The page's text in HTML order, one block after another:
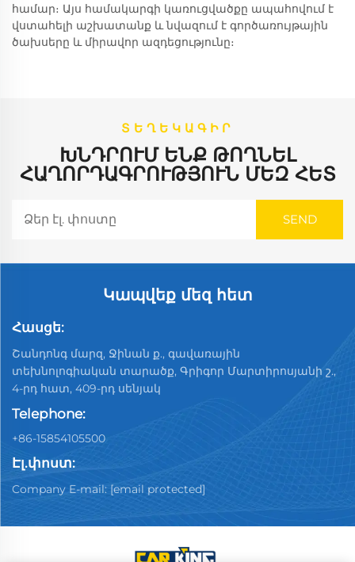
համար։ Այս համակարգի կառուցվածքը ապահովում է
վստահելի աշխատանք և նվազում է գործառույթային
ծախսերը և միրավոր ազդեցությունը։
ՏԵՂԵԿԱԳԻՐ
ԽՆԴՐՈՒՄ ԵՆՔ ԹՈՂՆԵԼ
ՀԱՂՈՐԴԱԳՐՈՒԹՅՈՒՆ ՄԵԶ ՀԵՏ
Կապվեք մեզ հետ
Հասցե:
Շանդոնգ մարզ, Ջինան ք., գավառային
տեխնոլոգիական տարածք, Գրիգոր Մարտիրոսյանի շ.,
4-րդ հատ, 409-րդ սենյակ
Telephone:
+86-15854105500
Էլ.փոստ:
Company E-mail: [email protected]